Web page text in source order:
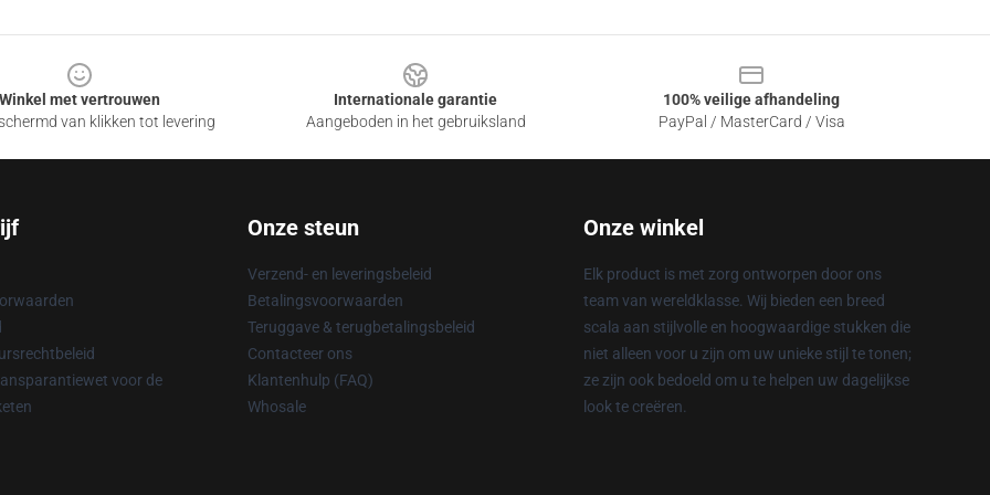
Winkel met vertrouwen
van klikken tot levering
Internationale garantie
Aangeboden in het gebruiksland
100% veilige afhandeling
PayPal / MasterCard / Visa
voor de
Onze steun
Verzend- en leveringsbeleid
Betalingsvoorwaarden
Teruggave & terugbetalingsbeleid
Contacteer ons
Klantenhulp (FAQ)
Whosale
Onze winkel
Elk product is met zorg ontworpen door ons
team van wereldklasse. Wij bieden een breed
scala aan stijlvolle en hoogwaardige stukken die
niet alleen voor u zijn om uw unieke stijl te tonen;
ze zijn ook bedoeld om u te helpen uw dagelijkse
look te creëren.